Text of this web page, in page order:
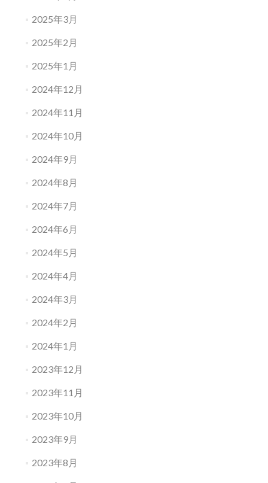
2025年3月
2025年2月
2025年1月
2024年12月
2024年11月
2024年10月
2024年9月
2024年8月
2024年7月
2024年6月
2024年5月
2024年4月
2024年3月
2024年2月
2024年1月
2023年12月
2023年11月
2023年10月
2023年9月
2023年8月